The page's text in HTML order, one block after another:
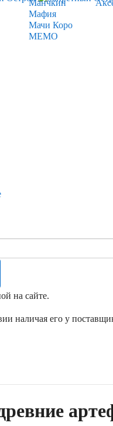
Манчкин
Мафия
Мачи Коро
МЕМО
на сайте.
наличая его у